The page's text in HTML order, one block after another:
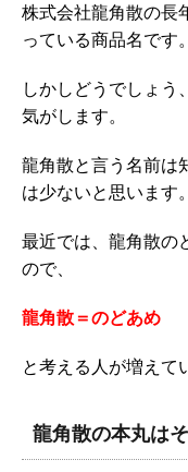
株式会社龍角散の長
っている商品名です。
しかしどうでしょう
気がします。
龍角散と言う名前は
は少ないと思います。
最近では、龍角散の
ので、
龍角散＝のどあめ
と考える人が増えて
龍角散の本丸は